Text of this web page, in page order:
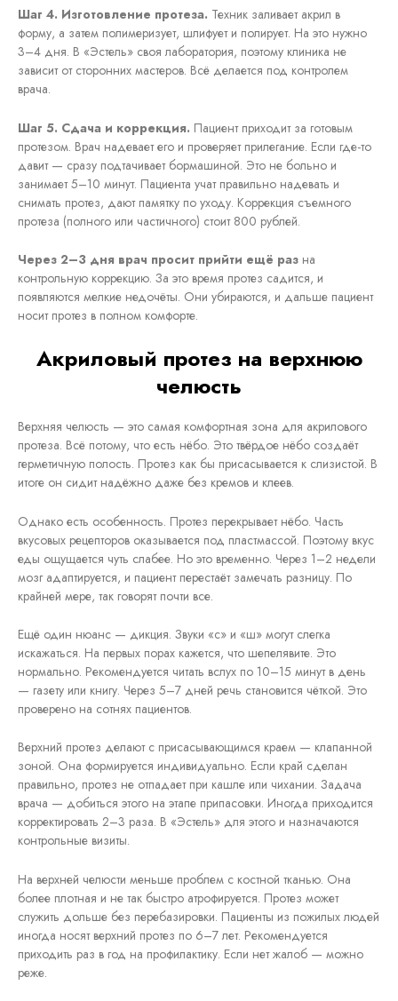
Шаг 4. Изготовление протеза. Техник заливает акрил в
форму, а затем полимеризует, шлифует и полирует. На это нужно
3–4 дня. В «Эстель» своя лаборатория, поэтому клиника не
зависит от сторонних мастеров. Всё делается под контролем
врача.
Шаг 5. Сдача и коррекция. Пациент приходит за готовым
протезом. Врач надевает его и проверяет прилегание. Если где-то
давит — сразу подтачивает бормашиной. Это не больно и
занимает 5–10 минут. Пациента учат правильно надевать и
снимать протез, дают памятку по уходу. Коррекция съемного
протеза (полного или частичного) стоит 800 рублей.
Через 2–3 дня врач просит прийти ещё раз на
контрольную коррекцию. За это время протез садится, и
появляются мелкие недочёты. Они убираются, и дальше пациент
носит протез в полном комфорте.
Акриловый протез на верхнюю
челюсть
Верхняя челюсть — это самая комфортная зона для акрилового
протеза. Всё потому, что есть нёбо. Это твёрдое нёбо создаёт
герметичную полость. Протез как бы присасывается к слизистой. В
итоге он сидит надёжно даже без кремов и клеев.
Однако есть особенность. Протез перекрывает нёбо. Часть
вкусовых рецепторов оказывается под пластмассой. Поэтому вкус
еды ощущается чуть слабее. Но это временно. Через 1–2 недели
мозг адаптируется, и пациент перестаёт замечать разницу. По
крайней мере, так говорят почти все.
Ещё один нюанс — дикция. Звуки «с» и «ш» могут слегка
искажаться. На первых порах кажется, что шепелявите. Это
нормально. Рекомендуется читать вслух по 10–15 минут в день
— газету или книгу. Через 5–7 дней речь становится чёткой. Это
проверено на сотнях пациентов.
Верхний протез делают с присасывающимся краем — клапанной
зоной. Она формируется индивидуально. Если край сделан
правильно, протез не отпадает при кашле или чихании. Задача
врача — добиться этого на этапе припасовки. Иногда приходится
корректировать 2–3 раза. В «Эстель» для этого и назначаются
контрольные визиты.
На верхней челюсти меньше проблем с костной тканью. Она
более плотная и не так быстро атрофируется. Протез может
служить дольше без перебазировки. Пациенты из пожилых людей
иногда носят верхний протез по 6–7 лет. Рекомендуется
приходить раз в год на профилактику. Если нет жалоб — можно
реже.